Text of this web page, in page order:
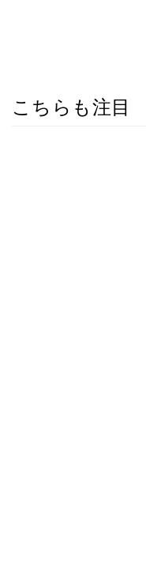
こちらも注目